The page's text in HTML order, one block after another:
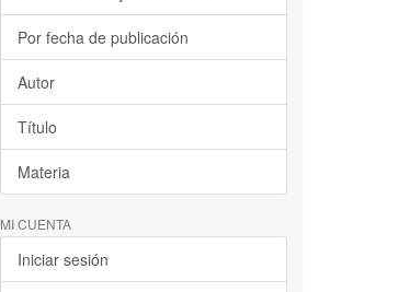
Por fecha de publicación
Autor
Título
Materia
MI CUENTA
Iniciar sesión